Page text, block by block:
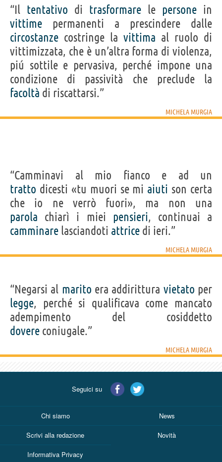
“Il tentativo di trasformare le persone in
vittime permanenti a prescindere dalle
circostanze costringe la vittima al ruolo di
vittimizzata, che è un’altra forma di violenza,
piú sottile e pervasiva, perché impone una
condizione di passività che preclude la
facoltà di riscattarsi.”
MICHELA MURGIA
“Camminavi al mio fianco e ad un
tratto dicesti «tu muori se mi aiuti son certa
che io ne verrò fuori», ma non una
parola chiarì i miei pensieri, continuai a
camminare lasciandoti attrice di ieri.”
MICHELA MURGIA
“Negarsi al marito era addirittura vietato per
legge, perché si qualificava come mancato
adempimento del cosiddetto
dovere coniugale.”
MICHELA MURGIA
Seguici su
Chi siamo News
Scrivi alla redazione Novità
Informativa Privacy